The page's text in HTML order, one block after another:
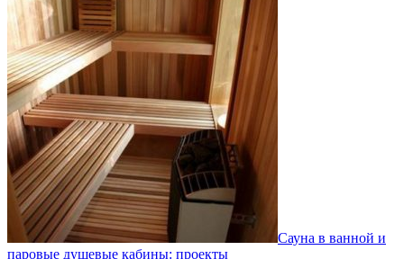
Сауна в ванной и
паровые душевые кабины: проекты